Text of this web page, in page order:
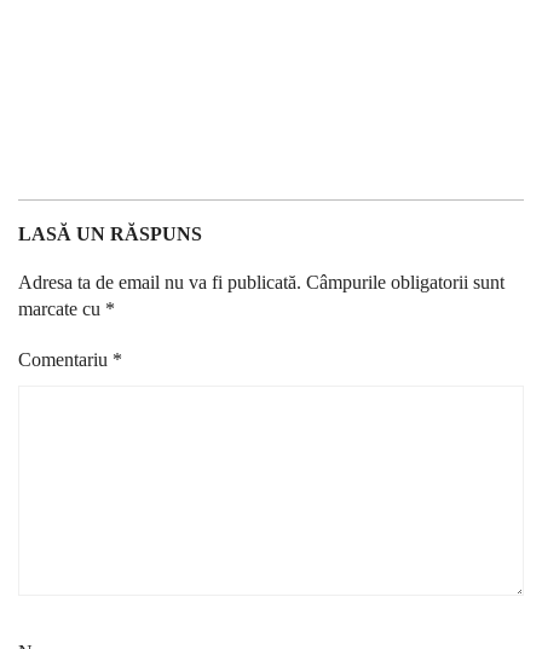
LASĂ UN RĂSPUNS
Adresa ta de email nu va fi publicată. Câmpurile obligatorii sunt
marcate cu *
Comentariu *